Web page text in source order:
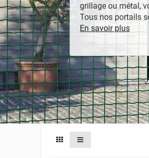
grillage ou métal,
Tous nos portails
En savoir plus